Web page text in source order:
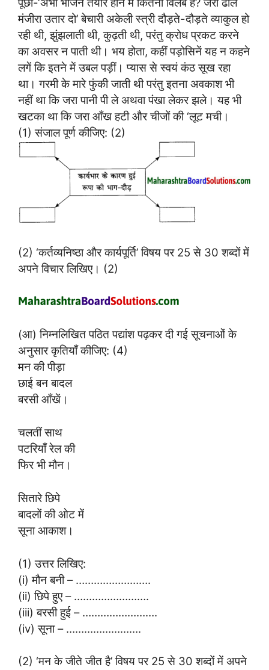
मंजीरा उतार दो’ बेचारी अकेली स्त्री दौड़ते-दौड़ते व्याकुल हो
रही थी, झुंझलाती थी, कुढ़ती थी, परंतु क्रोध प्रकट करने
का अवसर न पाती थी। भय होता, कहीं पड़ोसिनें यह न कहने
लगें कि इतने में उबल पड़ीं। प्यास से स्वयं कंठ सूख रहा
था। गरमी के मारे फुंकी जाती थी परंतु इतना अवकाश भी
नहीं था कि जरा पानी पी ले अथवा पंखा लेकर झले। यह भी
खटका था कि जरा आँख हटी और चीजों की ‘लूट मची।
(1) संजाल पूर्ण कीजिए: (2)
(2) ‘कर्तव्यनिष्ठा और कार्यपूर्ति’ विषय पर 25 से 30 शब्दों में
अपने विचार लिखिए। (2)
(आ) निम्नलिखित पठित पद्यांश पढ़कर दी गई सूचनाओं के
अनुसार कृतियाँ कीजिए: (4)
मन की पीड़ा
छाई बन बादल
बरसी आँखें।
चलतीं साथ
पटरियाँ रेल की
फिर भी मौन।
सितारे छिपे
बादलों की ओट में
सूना आकाश।
(1) उत्तर लिखिए:
(i) मौन बनी – …………………….
(ii) छिपे हुए – …………………….
(iii) बरसी हुई – …………………….
(iv) सूना – …………………….
(2) ‘मन के जीते जीत है’ विषय पर 25 से 30 शब्दों में अपने